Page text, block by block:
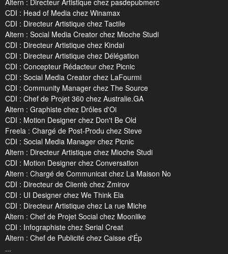
Altern : Directeur Artistique chez pasdepubmerc
CDI : Head of Media chez Winamax
CDI : Directeur Artistique chez Tactile
Altern : Social Media Creator chez Mioche Studi
CDI : Directeur Artistique chez Kindai
CDI : Directeur Artistique chez Délégation
CDI : Concepteur Rédacteur chez Picnic
CDI : Social Media Creator chez LaFourmi
CDI : Community Manager chez The Source
CDI : Chef de Projet 360 chez Australie.GA
Altern : Graphiste chez Drôles d'Oi
CDI : Motion Designer chez Don't Be Old
Freela : Chargé de Post-Produ chez Steve
CDI : Social Media Manager chez Picnic
Altern : Directeur Artistique chez Mioche Studi
CDI : Motion Designer chez Conversation
Altern : Chargé de Communicat chez La Maison No
CDI : Directeur de Clientè chez Zmirov
CDI : UI Designer chez We Think Ela
CDI : Directeur Artistique chez La rue Miche
Altern : Chef de Projet Social chez Moonlike
CDI : Infographiste chez Serial Creat
Altern : Chef de Publicité chez Caisse d'Ép
...